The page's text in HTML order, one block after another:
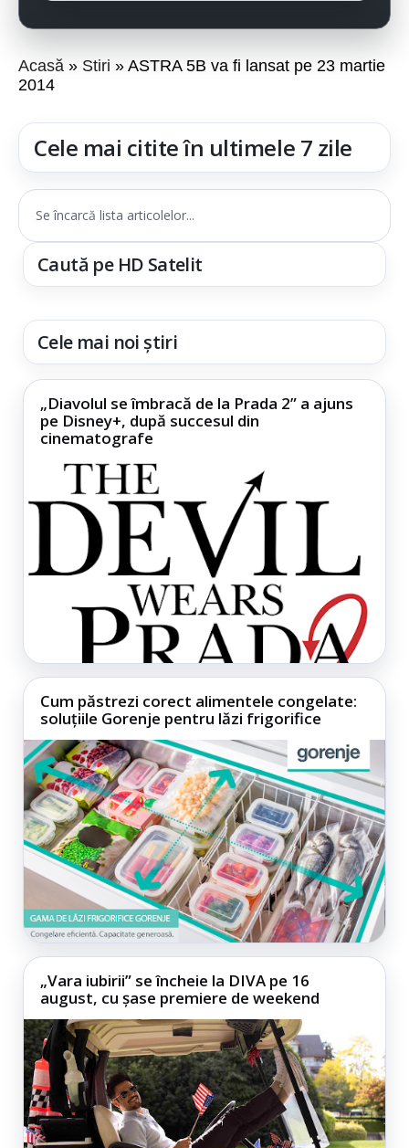
Acasă Stiri
ASTRA 5B va fi lansat pe 23 martie
2014
Cele mai citite în ultimele 7 zile
Se încarcă lista articolelor...
Caută pe HD Satelit
Cele mai noi știri
„Diavolul se îmbracă de la Prada 2” a ajuns
pe Disney+, după succesul din
cinematografe
Cum păstrezi corect alimentele congelate:
soluțiile Gorenje pentru lăzi frigorifice
„Vara iubirii” se încheie la DIVA pe 16
august, cu șase premiere de weekend